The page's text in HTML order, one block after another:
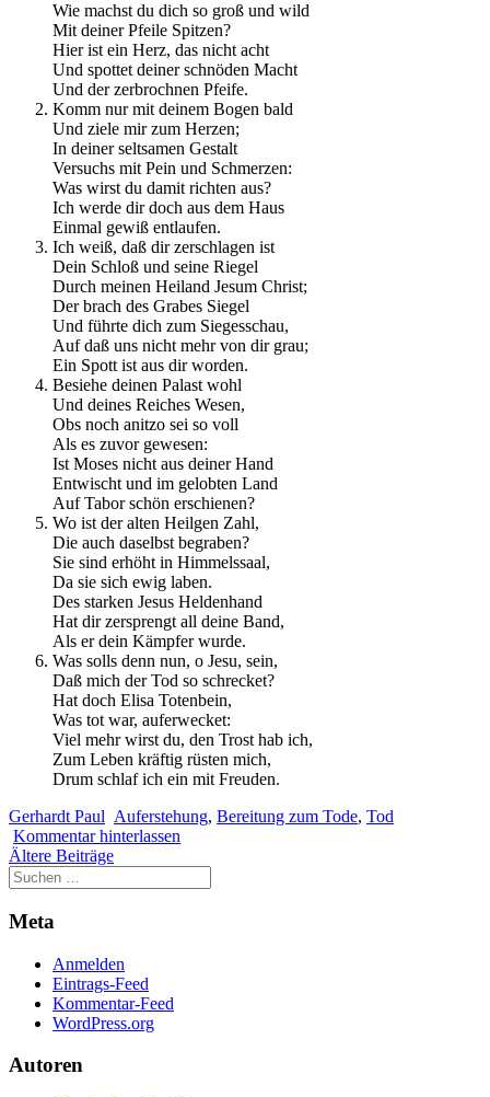
Wie machst du dich so groß und wild
Mit deiner Pfeile Spitzen?
Hier ist ein Herz, das nicht acht
Und spottet deiner schnöden Macht
Und der zerbrochnen Pfeife.
Komm nur mit deinem Bogen bald
Und ziele mir zum Herzen;
In deiner seltsamen Gestalt
Versuchs mit Pein und Schmerzen:
Was wirst du damit richten aus?
Ich werde dir doch aus dem Haus
Einmal gewiß entlaufen.
Ich weiß, daß dir zerschlagen ist
Dein Schloß und seine Riegel
Durch meinen Heiland Jesum Christ;
Der brach des Grabes Siegel
Und führte dich zum Siegesschau,
Auf daß uns nicht mehr von dir grau;
Ein Spott ist aus dir worden.
Besiehe deinen Palast wohl
Und deines Reiches Wesen,
Obs noch anitzo sei so voll
Als es zuvor gewesen:
Ist Moses nicht aus deiner Hand
Entwischt und im gelobten Land
Auf Tabor schön erschienen?
Wo ist der alten Heilgen Zahl,
Die auch daselbst begraben?
Sie sind erhöht in Himmelssaal,
Da sie sich ewig laben.
Des starken Jesus Heldenhand
Hat dir zersprengt all deine Band,
Als er dein Kämpfer wurde.
Was solls denn nun, o Jesu, sein,
Daß mich der Tod so schrecket?
Hat doch Elisa Totenbein,
Was tot war, auferwecket:
Viel mehr wirst du, den Trost hab ich,
Zum Leben kräftig rüsten mich,
Drum schlaf ich ein mit Freuden.
Gerhardt Paul Auferstehung, Bereitung zum Tode, Tod
Kommentar hinterlassen
Beitragsnavigation
Ältere Beiträge
Meta
Anmelden
Eintrags-Feed
Kommentar-Feed
WordPress.org
Autoren